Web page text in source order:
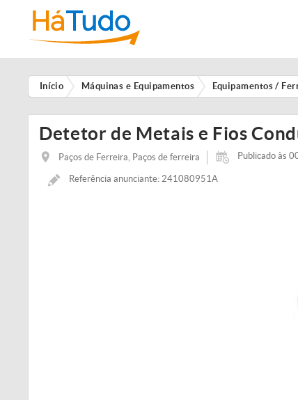
Início Máquinas e Equipamentos Equipamentos /
Detetor de Metais e Fios
Paços de Ferreira, Paços de ferreira Publicado às
Referência anunciante: 241080951A